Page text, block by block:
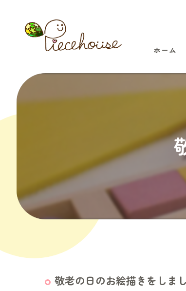
ホーム
敬老の日のお絵描きをしま